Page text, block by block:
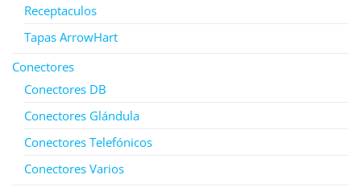
Receptaculos
Tapas ArrowHart
Conectores
Conectores DB
Conectores Glándula
Conectores Telefónicos
Conectores Varios